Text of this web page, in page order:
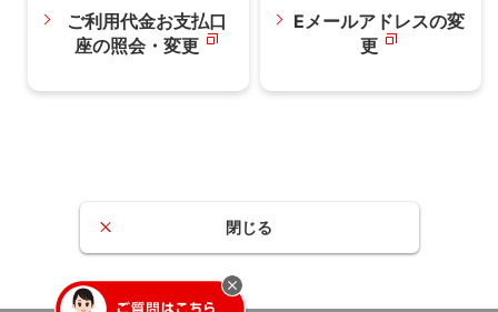
ご利用代金お支払口
座の照会・変更
Eメールアドレスの変
更
閉じる